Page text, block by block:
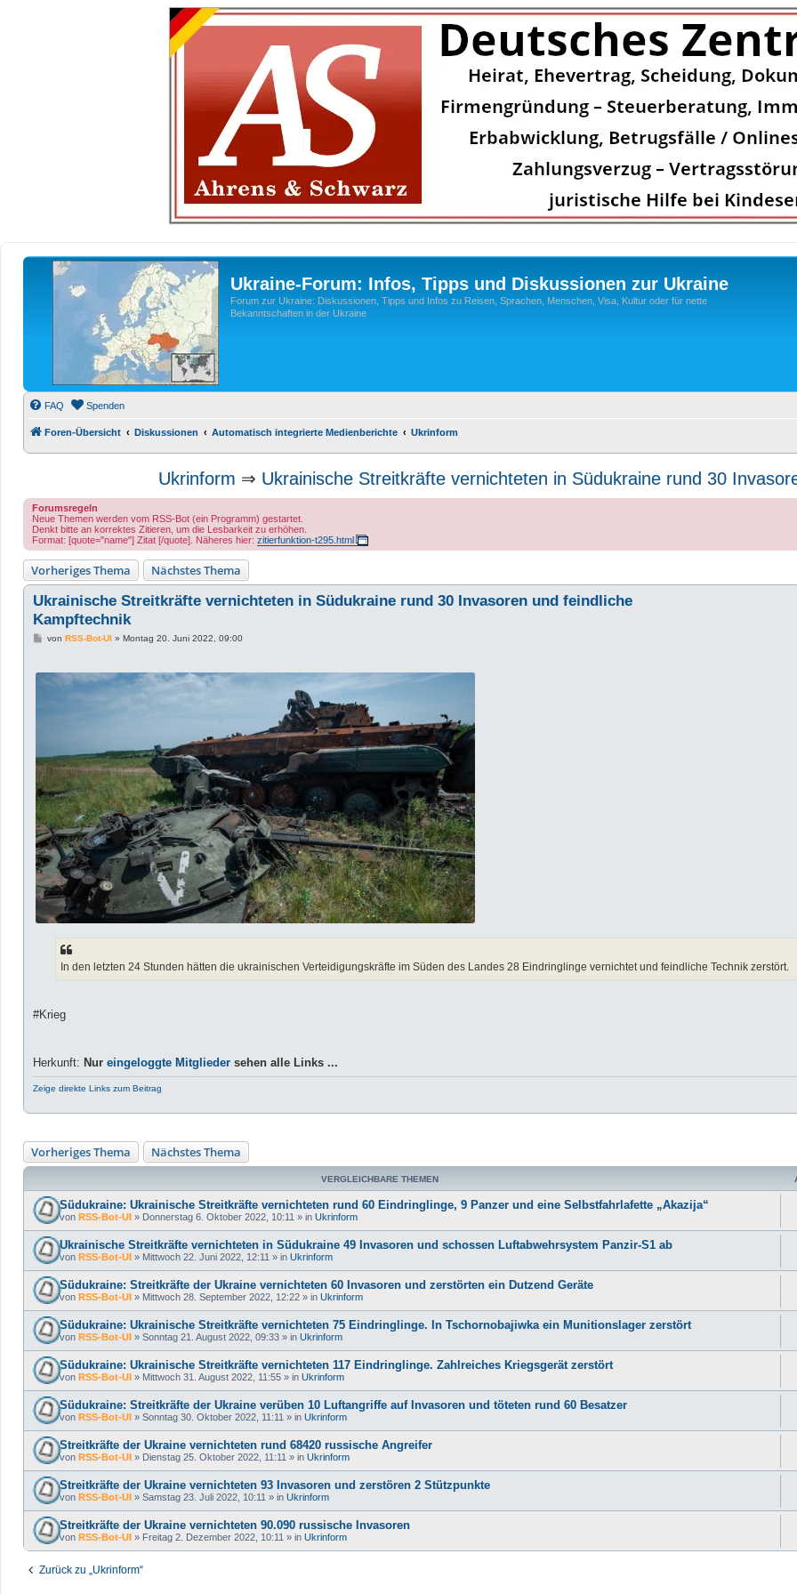
Ukraine-Forum: Infos, Tipps und Diskussionen zur Ukraine
Forum zur Ukraine: Diskussionen, Tipps und Infos zu Reisen, Sprachen, Menschen, Visa, Kultur oder für nette
Bekanntschaften in der Ukraine
FAQ Spenden
Foren-Übersicht Diskussionen Automatisch integrierte Medienberichte Ukrinform
Ukrinform ⇒ Ukrainische Streitkräfte vernichteten in Südukraine rund 30
Forumsregeln
Neue Themen werden vom RSS-Bot (ein Programm) gestartet.
Denkt bitte an korrektes Zitieren, um die Lesbarkeit zu erhöhen.
Format: [quote="name"] Zitat [/quote]. Näheres hier: zitierfunktion-t295.html
Vorheriges Thema Nächstes Thema
Ukrainische Streitkräfte vernichteten in Südukraine rund 30 Invasoren und feindliche
Kampftechnik
Bvon RSS-Bot-UI» Montag 20. Juni 2022, 09:00
In den letzten 24 Stunden hätten die ukrainischen Verteidigungskräfte im Süden des Landes 28 Eindringlinge vernichtet und feindliche Technik zerstört.
#Krieg
Herkunft: Nur eingeloggte Mitglieder sehen alle Links ...
Zeige direkte Links zum Beitrag
Vorheriges Thema Nächstes Thema
VERGLEICHBARE THEMEN
Südukraine: Ukrainische Streitkräfte vernichteten rund 60 Eindringlinge, 9 Panzer und eine Selbstfahrlafette „Akazija“
von RSS-Bot-UI » Donnerstag 6. Oktober 2022, 10:11 » in Ukrinform
Ukrainische Streitkräfte vernichteten in Südukraine 49 Invasoren und schossen Luftabwehrsystem Panzir-S1 ab
von RSS-Bot-UI » Mittwoch 22. Juni 2022, 12:11 » in Ukrinform
Südukraine: Streitkräfte der Ukraine vernichteten 60 Invasoren und zerstörten ein Dutzend Geräte
von RSS-Bot-UI » Mittwoch 28. September 2022, 12:22 » in Ukrinform
Südukraine: Ukrainische Streitkräfte vernichteten 75 Eindringlinge. In Tschornobajiwka ein Munitionslager zerstört
von RSS-Bot-UI » Sonntag 21. August 2022, 09:33 » in Ukrinform
Südukraine: Ukrainische Streitkräfte vernichteten 117 Eindringlinge. Zahlreiches Kriegsgerät zerstört
von RSS-Bot-UI » Mittwoch 31. August 2022, 11:55 » in Ukrinform
Südukraine: Streitkräfte der Ukraine verüben 10 Luftangriffe auf Invasoren und töteten rund 60 Besatzer
von RSS-Bot-UI » Sonntag 30. Oktober 2022, 11:11 » in Ukrinform
Streitkräfte der Ukraine vernichteten rund 68420 russische Angreifer
von RSS-Bot-UI » Dienstag 25. Oktober 2022, 11:11 » in Ukrinform
Streitkräfte der Ukraine vernichteten 93 Invasoren und zerstören 2 Stützpunkte
von RSS-Bot-UI » Samstag 23. Juli 2022, 10:11 » in Ukrinform
Streitkräfte der Ukraine vernichteten 90.090 russische Invasoren
von RSS-Bot-UI » Freitag 2. Dezember 2022, 10:11 » in Ukrinform
Zurück zu „Ukrinform“